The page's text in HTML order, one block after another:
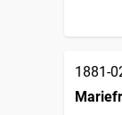
1881-